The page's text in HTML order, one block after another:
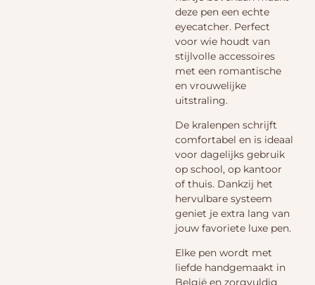
deze pen een echte
eyecatcher. Perfect
voor wie houdt van
stijlvolle accessoires
met een romantische
en vrouwelijke
uitstraling.
De kralenpen schrijft
comfortabel en is ideaal
voor dagelijks gebruik
op school, op kantoor
of thuis. Dankzij het
hervulbare systeem
geniet je extra lang van
jouw favoriete luxe pen.
Elke pen wordt met
liefde handgemaakt in
België en zorgvuldig